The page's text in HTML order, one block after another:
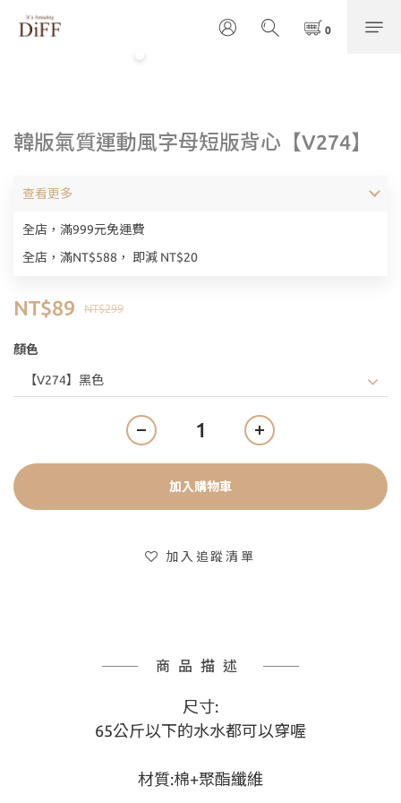
韓版氣質運動風字母短版背心【V274】
全店，滿999元免運費
全店，滿NT$588， 即減 NT$20
查看更多
NT$299
NT$89
顏色
加入購物車
加入追蹤清單
商品描述
尺寸:
65公斤以下的水水都可以穿喔
材質:棉+聚酯纖維